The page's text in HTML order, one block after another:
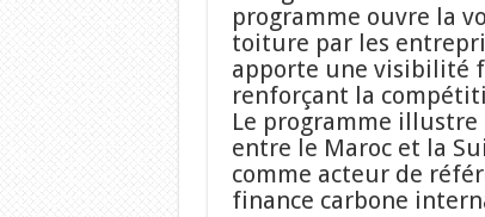
programme ouvre la
toiture par les
apporte une visibilité
renforçant la
Le programme
entre le Maroc et la
comme acteur de
finance carbone